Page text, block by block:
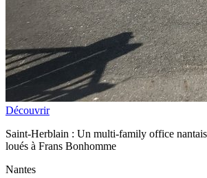
Découvrir
Saint-Herblain : Un multi-family office
loués à Frans Bonhomme
Nantes